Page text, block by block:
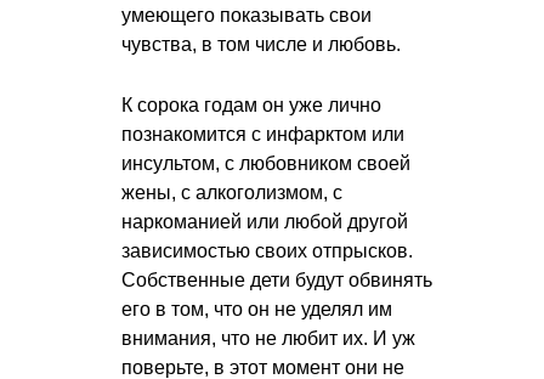
умеющего показывать свои
чувства, в том числе и любовь.
К сорока годам он уже лично
познакомится с инфарктом или
инсультом, с любовником своей
жены, с алкоголизмом, с
наркоманией или любой другой
зависимостью своих отпрысков.
Собственные дети будут обвинять
его в том, что он не уделял им
внимания, что не любит их. И уж
поверьте, в этот момент они не